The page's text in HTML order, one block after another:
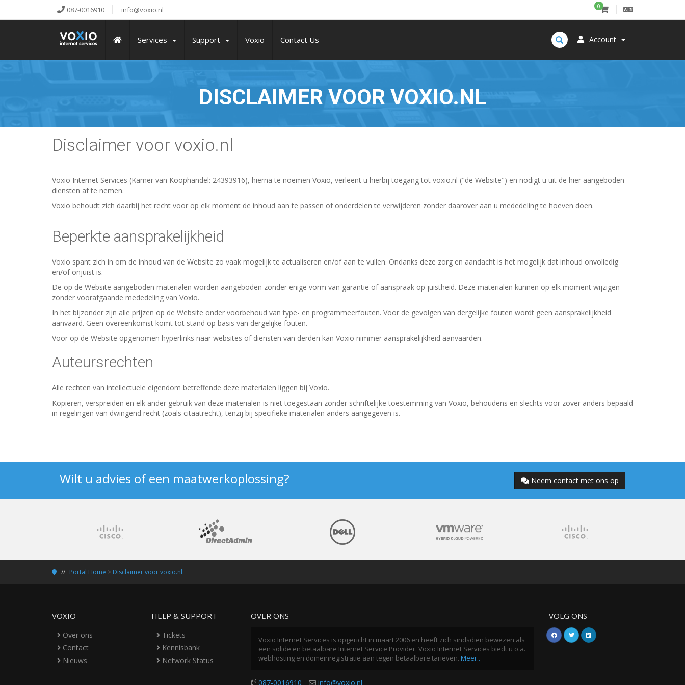
087-0016910 info@voxio.nl 0
Account
Services Support Voxio Contact Us
DISCLAIMER VOOR VOXIO.NL
Disclaimer voor voxio.nl
Voxio Internet Services (Kamer van Koophandel: 24393916), hierna te noemen Voxio, verleent u hierbij toegang tot voxio.nl ("de Website") en nodigt u uit de hier aangeboden
diensten af te nemen.
Voxio behoudt zich daarbij het recht voor op elk moment de inhoud aan te passen of onderdelen te verwijderen zonder daarover aan u mededeling te hoeven doen.
Beperkte aansprakelijkheid
Voxio spant zich in om de inhoud van de Website zo vaak mogelijk te actualiseren en/of aan te vullen. Ondanks deze zorg en aandacht is het mogelijk dat inhoud onvolledig
en/of onjuist is.
De op de Website aangeboden materialen worden aangeboden zonder enige vorm van garantie of aanspraak op juistheid. Deze materialen kunnen op elk moment wijzigen
zonder voorafgaande mededeling van Voxio.
In het bijzonder zijn alle prijzen op de Website onder voorbehoud van type- en programmeerfouten. Voor de gevolgen van dergelijke fouten wordt geen aansprakelijkheid
aanvaard. Geen overeenkomst komt tot stand op basis van dergelijke fouten.
Voor op de Website opgenomen hyperlinks naar websites of diensten van derden kan Voxio nimmer aansprakelijkheid aanvaarden.
Auteursrechten
Alle rechten van intellectuele eigendom betreffende deze materialen liggen bij Voxio.
Kopiëren, verspreiden en elk ander gebruik van deze materialen is niet toegestaan zonder schriftelijke toestemming van Voxio, behoudens en slechts voor zover anders bepaald
in regelingen van dwingend recht (zoals citaatrecht), tenzij bij specifieke materialen anders aangegeven is.
Wilt u advies of een maatwerkoplossing? Neem contact met ons op
Portal Home > Disclaimer voor voxio.nl
VOXIO
Over ons
Contact
Nieuws
HELP & SUPPORT
Tickets
Kennisbank
Network Status
OVER ONS
Voxio Internet Services is opgericht in maart 2006 en heeft zich sindsdien bewezen als
een solide en betaalbare Internet Service Provider. Voxio Internet Services biedt u o.a.
webhosting en domeinregistratie aan tegen betaalbare tarieven. Meer..
087-0016910 info@voxio.nl
VOLG ONS